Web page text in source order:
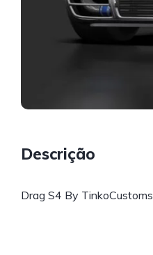
Descrição
Drag S4 By TinkoCustoms